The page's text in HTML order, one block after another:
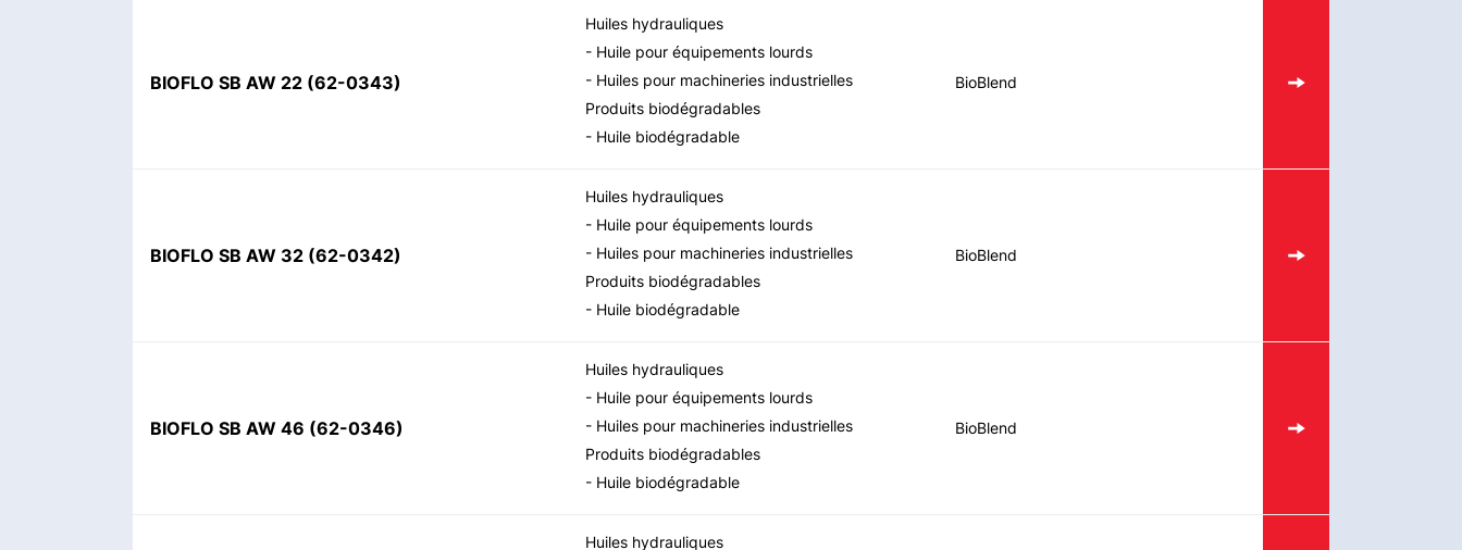
BIOFLO SB AW 22 (62-0343)
Huiles hydrauliques
- Huile pour équipements lourds
- Huiles pour machineries industrielles
Produits biodégradables
- Huile biodégradable
BioBlend
BIOFLO SB AW 32 (62-0342)
Huiles hydrauliques
- Huile pour équipements lourds
- Huiles pour machineries industrielles
Produits biodégradables
- Huile biodégradable
BioBlend
BIOFLO SB AW 46 (62-0346)
Huiles hydrauliques
- Huile pour équipements lourds
- Huiles pour machineries industrielles
Produits biodégradables
- Huile biodégradable
BioBlend
Huiles hydrauliques